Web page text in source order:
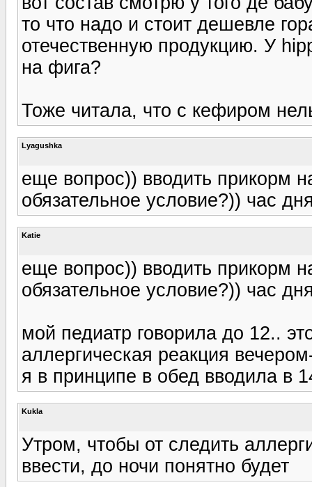
то что надо и стоит дешевле
отечественную продукцию. У
на фига?
Тоже читала, что с кефиром
Lyagushka
еще вопрос)) вводить прикорм
обязательное условие?)) час
Katie
еще вопрос)) вводить прикорм
обязательное условие?)) час
мой педиатр говорила до 12..
аллергическая реакция
я в принципе в обед вводила в
Kukla
Утром, чтобы от следить
ввести, до ночи понятно будет